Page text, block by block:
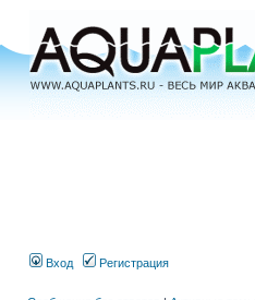
Вход Регистрация